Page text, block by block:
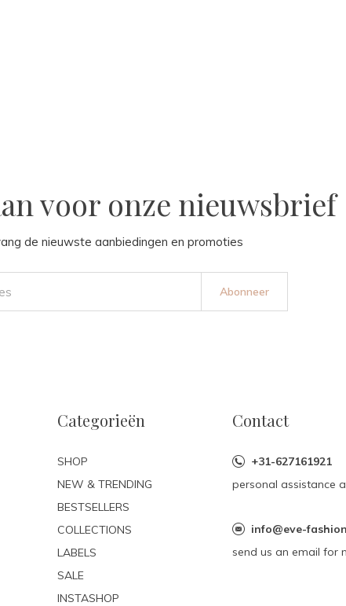
voor onze nieuwsbrief
de nieuwste aanbiedingen en promoties
Abonneer
Categorieën
SHOP
NEW & TRENDING
BESTSELLERS
COLLECTIONS
LABELS
SALE
INSTASHOP
Contact
+31-627161921
personal assistance
info@eve-
send us an email for